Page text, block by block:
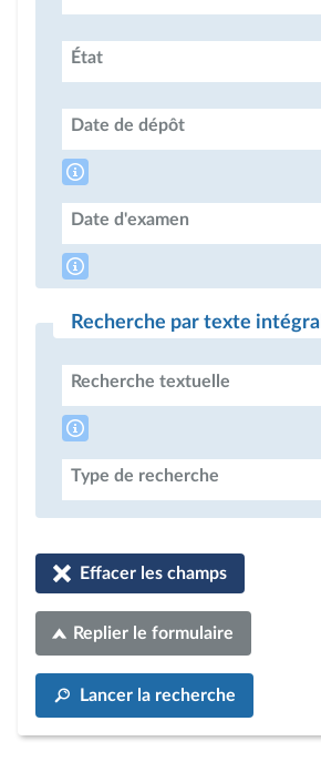
État
Date de dépôt
Date d'examen
Recherche par texte intégral
Recherche textuelle
Type de recherche
Effacer les champs
Replier le formulaire
Lancer la recherche